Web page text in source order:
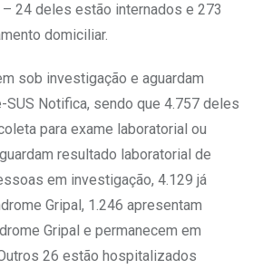
24 deles estão internados e 273
domiciliar.
sob investigação e aguardam
Notifica, sendo que 4.757 deles
para exame laboratorial ou
resultado laboratorial de
em investigação, 4.129 já
Gripal, 1.246 apresentam
Gripal e permanecem em
26 estão hospitalizados